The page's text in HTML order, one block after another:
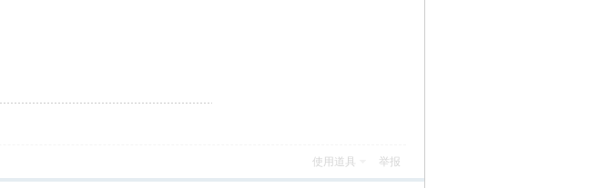
使用道具 举报